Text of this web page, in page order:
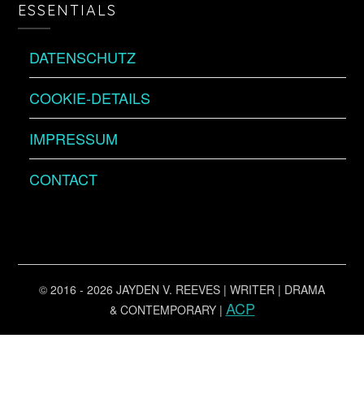
ESSENTIALS
DATENSCHUTZ
COOKIE-DETAILS
IMPRESSUM
CONTACT
© 2016 - 2026 JAYDEN V. REEVES | WRITER | DRAMA
& CONTEMPORARY | ACP